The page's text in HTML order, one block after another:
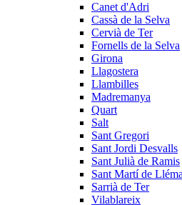
Canet d'Adri
Cassà de la Selva
Cervià de Ter
Fornells de la Selva
Girona
Llagostera
Llambilles
Madremanya
Quart
Salt
Sant Gregori
Sant Jordi Desvalls
Sant Julià de Ramis
Sant Martí de
Sarrià de Ter
Vilablareix